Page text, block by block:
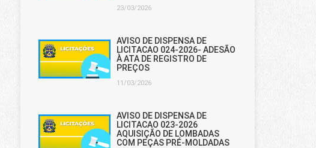
23/03/2026
AVISO DE DISPENSA DE
LICITACAO 024-2026- ADESÃO
À ATA DE REGISTRO DE
PREÇOS
11/03/2026
AVISO DE DISPENSA DE
LICITACAO 023-2026
AQUISIÇÃO DE LOMBADAS
COM PEÇAS PRÉ-MOLDADAS